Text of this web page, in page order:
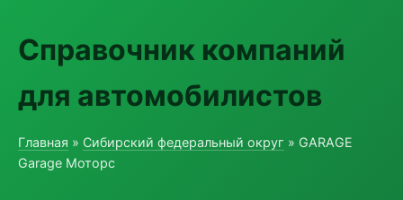
Справочник компаний
для автомобилистов
Главная » Сибирский федеральный округ » GARAGE
Garage Моторс